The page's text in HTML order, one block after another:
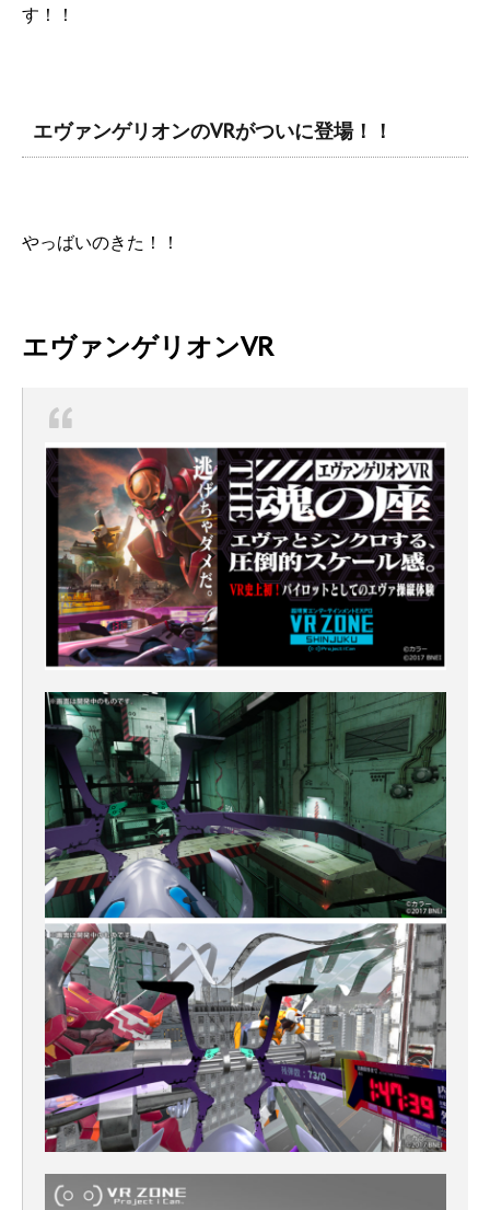
す！！
エヴァンゲリオンのVRがついに登場！！
やっばいのきた！！
エヴァンゲリオンVR